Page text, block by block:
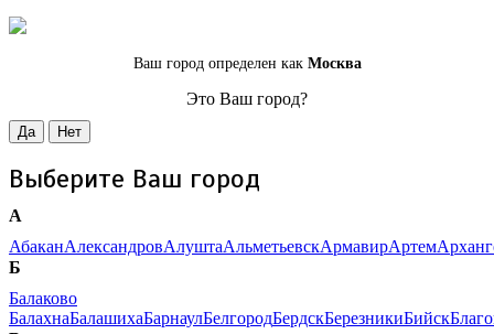
Ваш город определен как Москва
Это Ваш город?
Да Нет
Выберите Ваш город
А
АбаканАлександровАлуштаАльметьевскАрмавирАртем
Б
Балаково
БалахнаБалашихаБарнаулБелгородБердскБерезникиБийск